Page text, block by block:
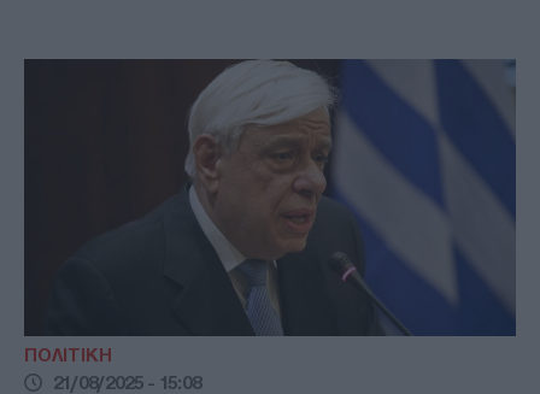
ΠΟΛΙΤΙΚΗ
21/08/2025 - 15:08